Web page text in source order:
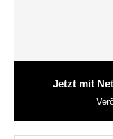
Jetzt mit